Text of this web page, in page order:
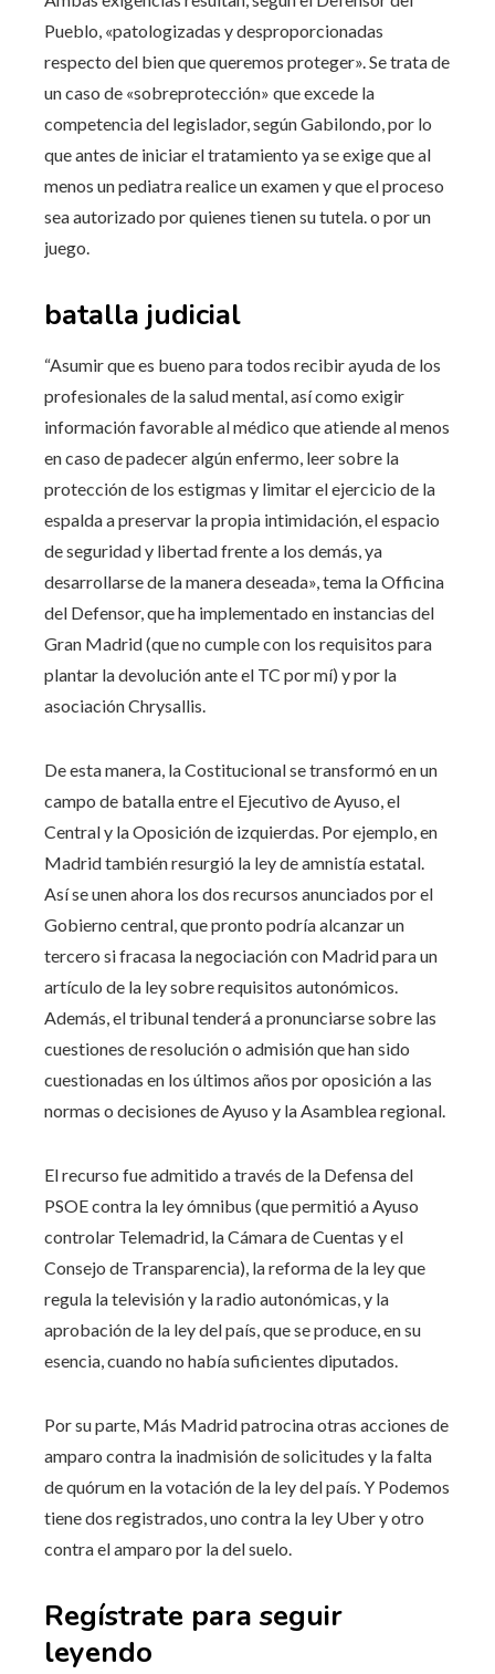
Pueblo, «patologizadas y desproporcionadas
respecto del bien que queremos proteger». Se trata de
un caso de «sobreprotección» que excede la
competencia del legislador, según Gabilondo, por lo
que antes de iniciar el tratamiento ya se exige que al
menos un pediatra realice un examen y que el proceso
sea autorizado por quienes tienen su tutela. o por un
juego.
batalla judicial
“Asumir que es bueno para todos recibir ayuda de los
profesionales de la salud mental, así como exigir
información favorable al médico que atiende al menos
en caso de padecer algún enfermo, leer sobre la
protección de los estigmas y limitar el ejercicio de la
espalda a preservar la propia intimidación, el espacio
de seguridad y libertad frente a los demás, ya
desarrollarse de la manera deseada», tema la Officina
del Defensor, que ha implementado en instancias del
Gran Madrid (que no cumple con los requisitos para
plantar la devolución ante el TC por mí) y por la
asociación Chrysallis.
De esta manera, la Costitucional se transformó en un
campo de batalla entre el Ejecutivo de Ayuso, el
Central y la Oposición de izquierdas. Por ejemplo, en
Madrid también resurgió la ley de amnistía estatal.
Así se unen ahora los dos recursos anunciados por el
Gobierno central, que pronto podría alcanzar un
tercero si fracasa la negociación con Madrid para un
artículo de la ley sobre requisitos autonómicos.
Además, el tribunal tenderá a pronunciarse sobre las
cuestiones de resolución o admisión que han sido
cuestionadas en los últimos años por oposición a las
normas o decisiones de Ayuso y la Asamblea regional.
El recurso fue admitido a través de la Defensa del
PSOE contra la ley ómnibus (que permitió a Ayuso
controlar Telemadrid, la Cámara de Cuentas y el
Consejo de Transparencia), la reforma de la ley que
regula la televisión y la radio autonómicas, y la
aprobación de la ley del país, que se produce, en su
esencia, cuando no había suficientes diputados.
Por su parte, Más Madrid patrocina otras acciones de
amparo contra la inadmisión de solicitudes y la falta
de quórum en la votación de la ley del país. Y Podemos
tiene dos registrados, uno contra la ley Uber y otro
contra el amparo por la del suelo.
Regístrate para seguir
leyendo